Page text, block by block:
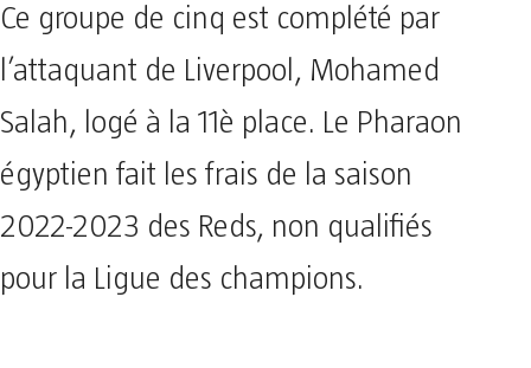
Ce groupe de cinq est complété par
l’attaquant de Liverpool, Mohamed
Salah, logé à la 11è place. Le Pharaon
égyptien fait les frais de la saison
2022-2023 des Reds, non qualifiés
pour la Ligue des champions.